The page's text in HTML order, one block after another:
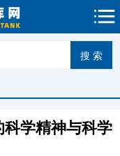
学精神与科学